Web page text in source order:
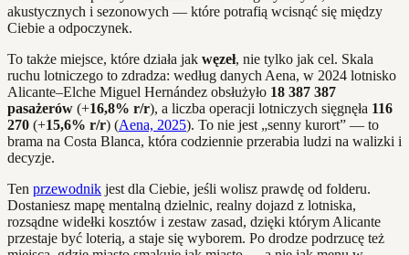
akustycznych i sezonowych — które potrafią wcisnąć się między
Ciebie a odpoczynek.
To także miejsce, które działa jak węzeł, nie tylko jak cel. Skala
ruchu lotniczego to zdradza: według danych Aena, w 2024 lotnisko
Alicante–Elche Miguel Hernández obsłużyło 18 387 387
pasażerów (+16,8% r/r), a liczba operacji lotniczych sięgnęła 116
270 (+15,6% r/r) (Aena, 2025). To nie jest „senny kurort” — to
brama na Costa Blanca, która codziennie przerabia ludzi na walizki i
decyzje.
Ten przewodnik jest dla Ciebie, jeśli wolisz prawdę od folderu.
Dostaniesz mapę mentalną dzielnic, realny dojazd z lotniska,
rozsądne widełki kosztów i zestaw zasad, dzięki którym Alicante
przestaje być loterią, a staje się wyborem. Po drodze podrzucę też